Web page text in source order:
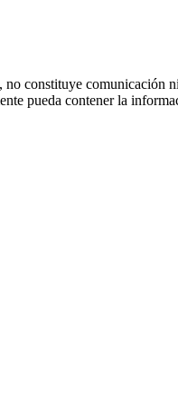
constituye
pueda contener la